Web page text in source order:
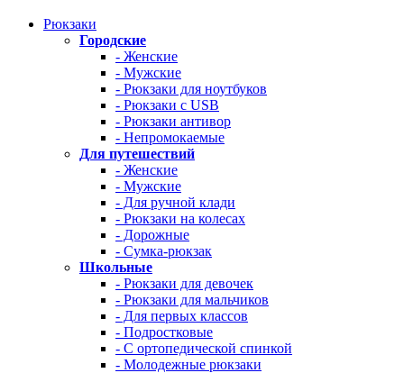
Рюкзаки
Городские
- Женские
- Мужские
- Рюкзаки для ноутбуков
- Рюкзаки с USB
- Рюкзаки антивор
- Непромокаемые
Для путешествий
- Женские
- Мужские
- Для ручной клади
- Рюкзаки на колесах
- Дорожные
- Сумка-рюкзак
Школьные
- Рюкзаки для девочек
- Рюкзаки для мальчиков
- Для первых классов
- Подростковые
- С ортопедической спинкой
- Молодежные рюкзаки